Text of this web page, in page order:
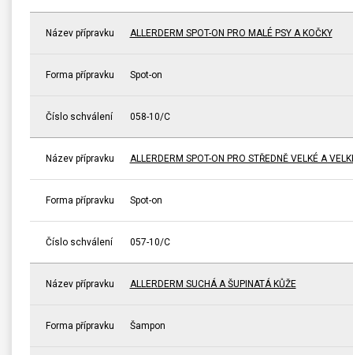
Název přípravku ALLERDERM SPOT-ON PRO MALÉ PSY A KOČKY
Forma přípravku Spot-on
Číslo schválení 058-10/C
Název přípravku ALLERDERM SPOT-ON PRO STŘEDNĚ VELKÉ A
Forma přípravku Spot-on
Číslo schválení 057-10/C
Název přípravku ALLERDERM SUCHÁ A ŠUPINATÁ KŮŽE
Forma přípravku Šampon